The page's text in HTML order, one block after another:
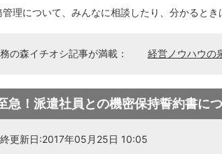
管理について、みんなに相談したり、分かると
の森イチオシ記事が満載： 経営ノウハウの
急！派遣社員との機密保持誓約書に
更新日:2017年05月25日 10:05